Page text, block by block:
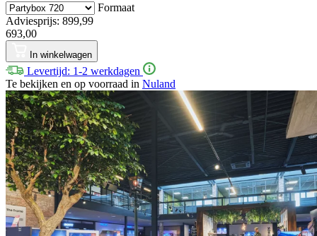
Formaat
Adviesprijs: 899,99
693,00
In winkelwagen
Levertijd: 1-2 werkdagen
Te bekijken en op voorraad in Nuland